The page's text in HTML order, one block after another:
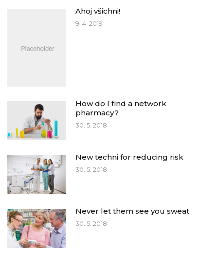
Ahoj všichni!
9. 4. 2019
How do I find a network
pharmacy?
30. 5. 2018
New techni for reducing risk
30. 5. 2018
Never let them see you sweat
30. 5. 2018